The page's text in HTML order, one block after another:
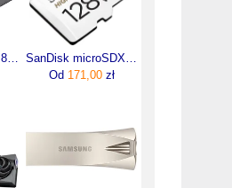
Od 171,00zł